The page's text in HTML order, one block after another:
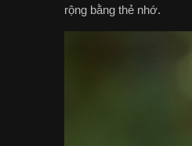
rộng bằng thẻ nhớ.